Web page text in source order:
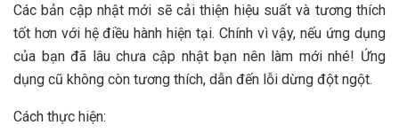
Các bản cập nhật mới sẽ cải thiện hiệu suất và tương thích
tốt hơn với hệ điều hành hiện tại. Chính vì vậy, nếu ứng dụng
của bạn đã lâu chưa cập nhật bạn nên làm mới nhé! Ứng
dụng cũ không còn tương thích, dẫn đến lỗi dừng đột ngột.
Cách thực hiện: